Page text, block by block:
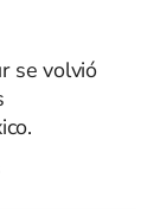
se volvió